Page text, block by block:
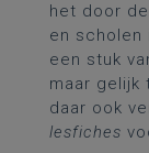
het door
en scholen
een stuk
maar gelijk
daar ook
lesfiches